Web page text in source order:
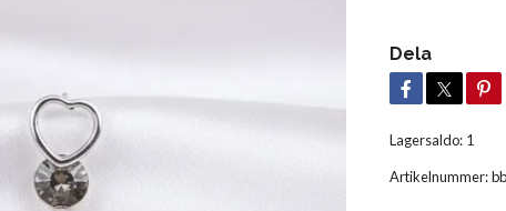
Dela
Lagersaldo: 1
Artikelnummer: